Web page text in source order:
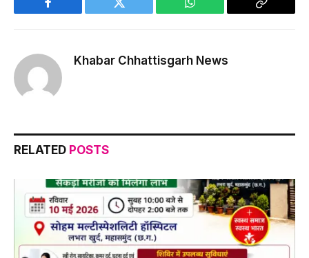
Facebook Twitter WhatsApp
Copy
Khabar Chhattisgarh News
RELATED POSTS